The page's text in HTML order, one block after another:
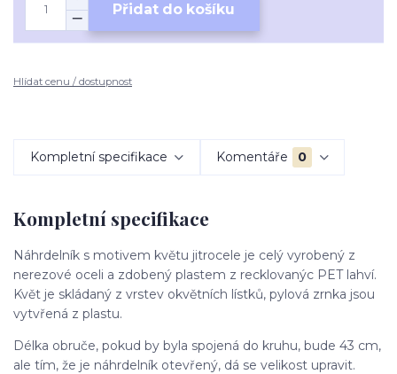
Přidat do košíku
Hlídat cenu / dostupnost
Kompletní specifikace Komentáře 0
Kompletní specifikace
Náhrdelník s motivem květu jitrocele je celý vyrobený z
nerezové oceli a zdobený plastem z recklovanýc PET lahví.
Květ je skládaný z vrstev okvětních lístků, pylová zrnka jsou
vytvřená z plastu.
Délka obruče, pokud by byla spojená do kruhu, bude 43 cm,
ale tím, že je náhrdelník otevřený, dá se velikost upravit.